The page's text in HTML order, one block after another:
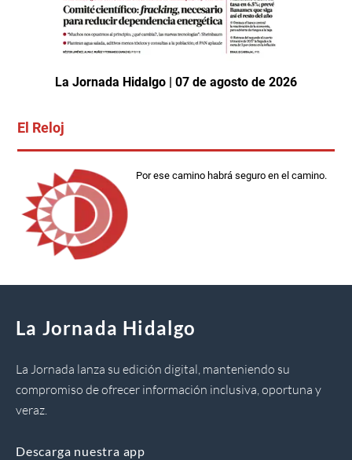
La Jornada Hidalgo | 07 de agosto de 2026
El Reloj
Por ese camino habrá seguro en el camino.
La Jornada Hidalgo
La Jornada lanza su edición digital, manteniendo su
compromiso de ofrecer información inclusiva, oportuna y
veraz.
Descarga nuestra app